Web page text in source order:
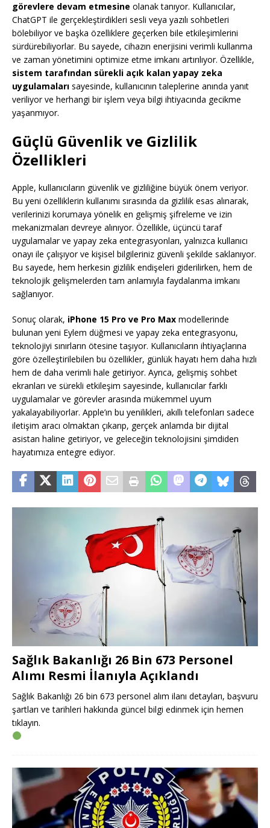
görevlere devam etmesine olanak tanıyor. Kullanıcılar,
ChatGPT ile gerçekleştirdikleri sesli veya yazılı sohbetleri
bölebiliyor ve başka özelliklere geçerken bile etkileşimlerini
sürdürebiliyorlar. Bu sayede, cihazın enerjisini verimli kullanma
ve zaman yönetimini optimize etme imkanı artırılıyor. Özellikle,
sistem tarafından sürekli açık kalan yapay zeka
uygulamaları sayesinde, kullanıcının taleplerine anında yanıt
veriliyor ve herhangi bir işlem veya bilgi ihtiyacında gecikme
yaşanmıyor.
Güçlü Güvenlik ve Gizlilik
Özellikleri
Apple, kullanıcıların güvenlik ve gizliliğine büyük önem veriyor.
Bu yeni özelliklerin kullanımı sırasında da gizlilik esas alınarak,
verilerinizi korumaya yönelik en gelişmiş şifreleme ve izin
mekanizmaları devreye alınıyor. Özellikle, üçüncü taraf
uygulamalar ve yapay zeka entegrasyonları, yalnızca kullanıcı
onayı ile çalışıyor ve kişisel bilgileriniz güvenli şekilde saklanıyor.
Bu sayede, hem herkesin gizlilik endişeleri giderilirken, hem de
teknolojik gelişmelerden tam anlamıyla faydalanma imkanı
sağlanıyor.
Sonuç olarak, iPhone 15 Pro ve Pro Max modellerinde
bulunan yeni Eylem düğmesi ve yapay zeka entegrasyonu,
teknolojiyi sınırların ötesine taşıyor. Kullanıcıların ihtiyaçlarına
göre özelleştirilebilen bu özellikler, günlük hayatı hem daha hızlı
hem de daha verimli hale getiriyor. Ayrıca, gelişmiş sohbet
ekranları ve sürekli etkileşim sayesinde, kullanıcılar farklı
uygulamalar ve görevler arasında mükemmel uyum
yakalayabiliyorlar. Apple’ın bu yenilikleri, akıllı telefonları sadece
iletişim aracı olmaktan çıkarıp, gerçek anlamda bir dijital
asistan haline getiriyor, ve geleceğin teknolojisini şimdiden
hayatımıza entegre ediyor.
Sağlık Bakanlığı 26 Bin 673 Personel
Alımı Resmi İlanıyla Açıklandı
Sağlık Bakanlığı 26 bin 673 personel alım ilanı detayları, başvuru
şartları ve tarihleri hakkında güncel bilgi edinmek için hemen
tıklayın.